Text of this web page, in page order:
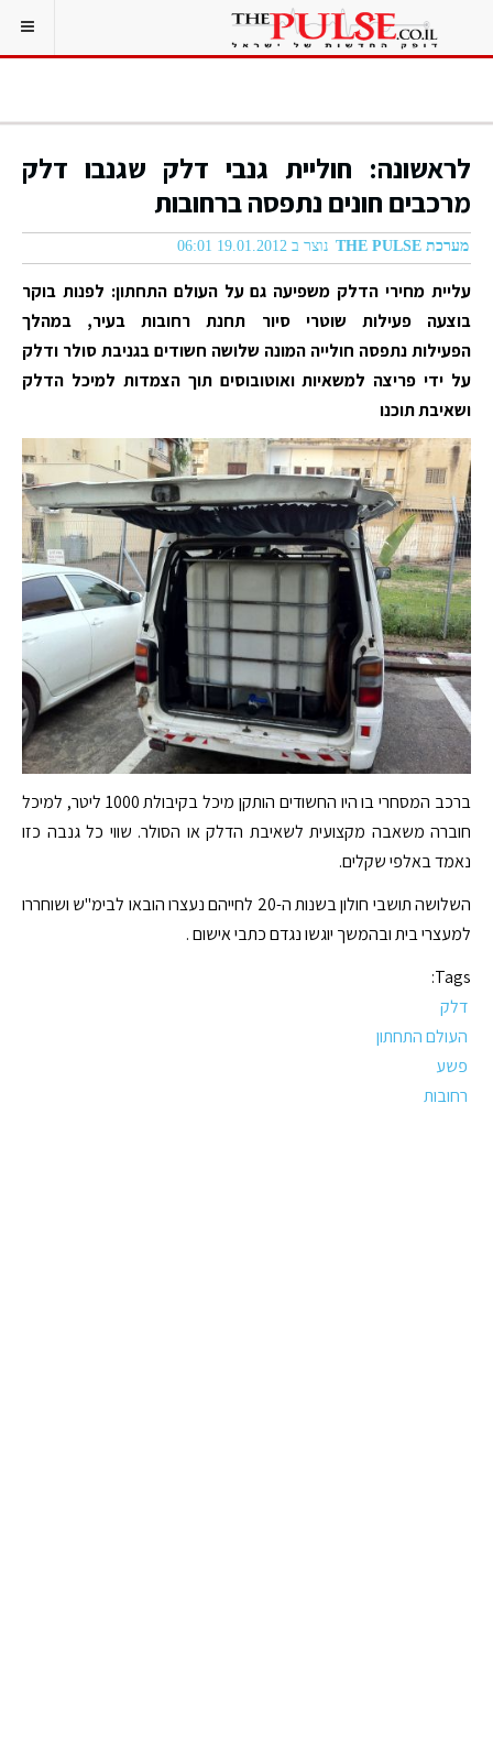
לראשונה: חוליית גנבי דלק שגנבו דלק
מרכבים חונים נתפסה ברחובות
מערכת THE PULSE נוצר ב 19.01.2012 06:01
עליית מחירי הדלק משפיעה גם על העולם התחתון: לפנות בוקר
בוצעה פעילות שוטרי סיור תחנת רחובות בעיר, במהלך
הפעילות נתפסה חולייה המונה שלושה חשודים בגניבת סולר ודלק
על ידי פריצה למשאיות ואוטובוסים תוך הצמדות למיכל הדלק
ושאיבת תוכנו
ברכב המסחרי בו היו החשודים הותקן מיכל בקיבולת 1000 ליטר, למיכל
חוברה משאבה מקצועית לשאיבת הדלק או הסולר. שווי כל גנבה כזו
נאמד באלפי שקלים.
השלושה תושבי חולון בשנות ה-20 לחייהם נעצרו הובאו לבימ"ש ושוחררו
למעצרי בית ובהמשך יוגשו נגדם כתבי אישום .
Tags:
דלק
העולם התחתון
פשע
רחובות